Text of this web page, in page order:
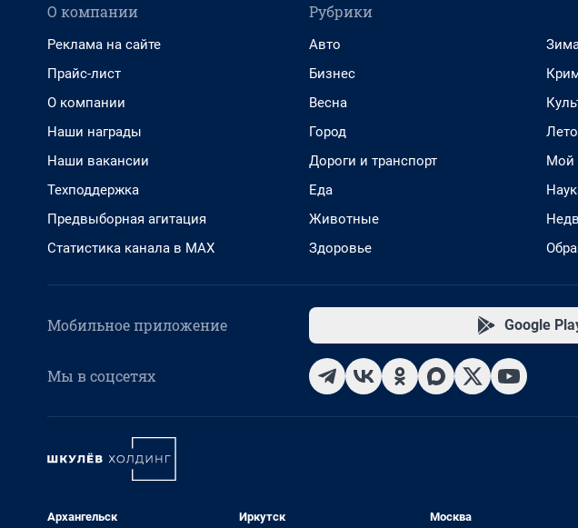
О компании
Реклама на сайте
Прайс-лист
О компании
Наши награды
Наши вакансии
Техподдержка
Предвыборная агитация
Статистика канала в MAX
Рубрики
Авто
Бизнес
Весна
Город
Дороги и транспорт
Еда
Животные
Здоровье
Зима
Лето
Мой
Мобильное приложение Google
Мы в соцсетях
Архангельск Иркутск Москва